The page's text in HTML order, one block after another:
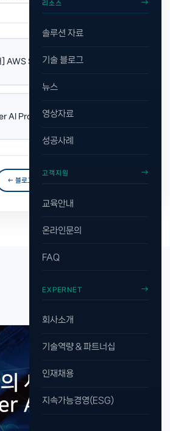
리소스
솔루션 자료
기술 블로그
뉴스
영상자료
성공사례
고객지원
교육안내
온라인문의
FAQ
EXPERNET
회사소개
기술역량 & 파트너십
인재채용
지속가능경영(ESG)
] AWS Summit Seoul 2026 현장스케
AI Protect, AI 보안의 새로운 기준을 제
← 블로그 목록으로